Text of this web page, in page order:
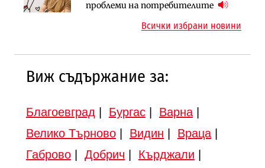
проблеми на потребителите
парцеларния план за
езеро става част от бъдещата
Всички избрани новини
Виж съдържание за:
Благоевград Бургас| Варна|
Велико Търново| Видин Враца|
Габрово| Добрич Кърджали